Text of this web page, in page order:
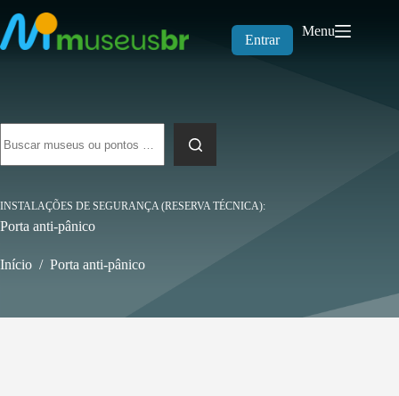
para
o
conteúdo
Entrar
Menu
resultados
INSTALAÇÕES DE SEGURANÇA (RESERVA TÉCNICA)
Porta anti-pânico
Início / Porta anti-pânico